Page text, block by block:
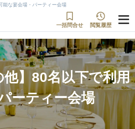
能な宴会場・パーティー会場
一括問合せ 閲覧履歴
】80名以下で利用
ーティー会場